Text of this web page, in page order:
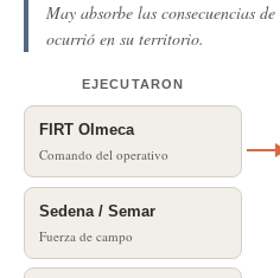
May absorbe las consecuencias
ocurrió en su territorio.
EJECUTARON
FIRT Olmeca
Comando del operativo
Sedena / Semar
Fuerza de campo